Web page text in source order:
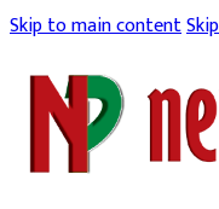
Skip to main content